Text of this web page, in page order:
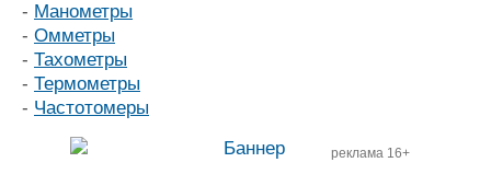
- Манометры
- Омметры
- Тахометры
- Термометры
- Частотомеры
реклама 16+